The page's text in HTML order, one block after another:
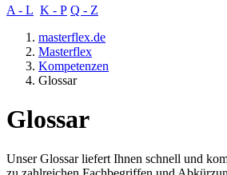
A - L K - P Q - Z
masterflex.de
Masterflex
Kompetenzen
Glossar
Glossar
Unser Glossar liefert Ihnen schnell und